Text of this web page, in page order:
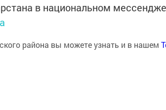
в национальном
района вы можете узнать и в нашем